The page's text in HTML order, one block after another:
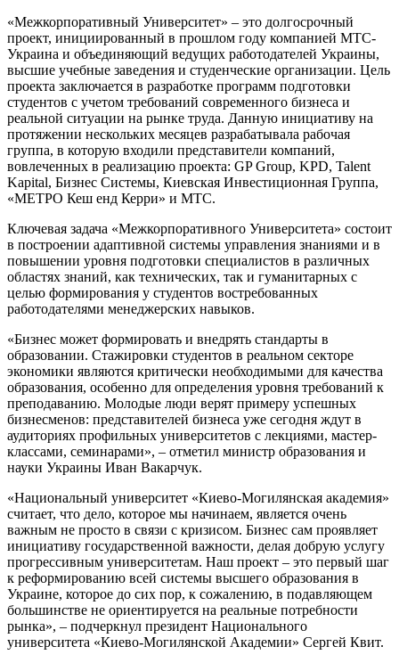
«Межкорпоративный Университет» – это долгосрочный
проект, инициированный в прошлом году компанией МТС-
Украина и объединяющий ведущих работодателей Украины,
высшие учебные заведения и студенческие организации. Цель
проекта заключается в разработке программ подготовки
студентов с учетом требований современного бизнеса и
реальной ситуации на рынке труда. Данную инициативу на
протяжении нескольких месяцев разрабатывала рабочая
группа, в которую входили представители компаний,
вовлеченных в реализацию проекта: GP Group, KPD, Talent
Kapital, Бизнес Системы, Киевская Инвестиционная Группа,
«МЕТРО Кеш енд Керри» и МТС.
Ключевая задача «Межкорпоративного Университета» состоит
в построении адаптивной системы управления знаниями и в
повышении уровня подготовки специалистов в различных
областях знаний, как технических, так и гуманитарных с
целью формирования у студентов востребованных
работодателями менеджерских навыков.
«Бизнес может формировать и внедрять стандарты в
образовании. Стажировки студентов в реальном секторе
экономики являются критически необходимыми для качества
образования, особенно для определения уровня требований к
преподаванию. Молодые люди верят примеру успешных
бизнесменов: представителей бизнеса уже сегодня ждут в
аудиториях профильных университетов с лекциями, мастер-
классами, семинарами», – отметил министр образования и
науки Украины Иван Вакарчук.
«Национальный университет «Киево-Могилянская академия»
считает, что дело, которое мы начинаем, является очень
важным не просто в связи с кризисом. Бизнес сам проявляет
инициативу государственной важности, делая добрую услугу
прогрессивным университетам. Наш проект – это первый шаг
к реформированию всей системы высшего образования в
Украине, которое до сих пор, к сожалению, в подавляющем
большинстве не ориентируется на реальные потребности
рынка», – подчеркнул президент Национального
университета «Киево-Могилянской Академии» Сергей Квит.